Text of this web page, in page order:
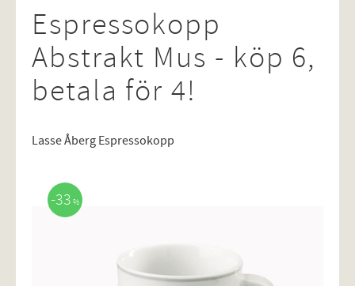
Espressokopp
Abstrakt Mus - köp 6,
betala för 4!
Lasse Åberg Espressokopp
33 %